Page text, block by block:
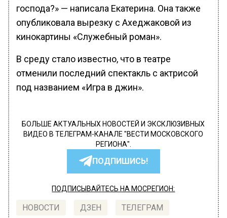
господа?» — написала Екатерина. Она также
опубликовала вырезку с Ахеджаковой из
кинокартины «Служебный роман».
В среду стало известно, что в театре
отменили последний спектакль с актрисой
под названием «Игра в джин».
БОЛЬШЕ АКТУАЛЬНЫХ НОВОСТЕЙ И ЭКСКЛЮЗИВНЫХ
ВИДЕО В ТЕЛЕГРАМ-КАНАЛЕ "ВЕСТИ МОСКОВСКОГО
РЕГИОНА".
ПОДПИШИСЬ!
ПОДПИСЫВАЙТЕСЬ НА МОСРЕГИОН:
НОВОСТИ ДЗЕН ТЕЛЕГРАМ